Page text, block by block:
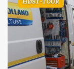
HØST-TOUR